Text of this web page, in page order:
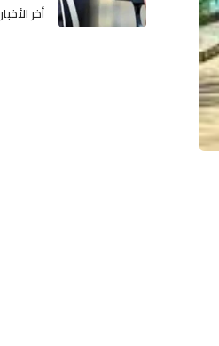
أخر الأخبار